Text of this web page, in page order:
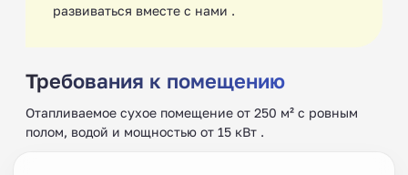
развиваться вместе с нами .
Требования к помещению
Отапливаемое сухое помещение от 250 м² с ровным
полом, водой и мощностью от 15 кВт .